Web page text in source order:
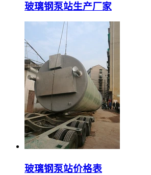
玻璃钢泵站生产厂家
玻璃钢泵站价格表